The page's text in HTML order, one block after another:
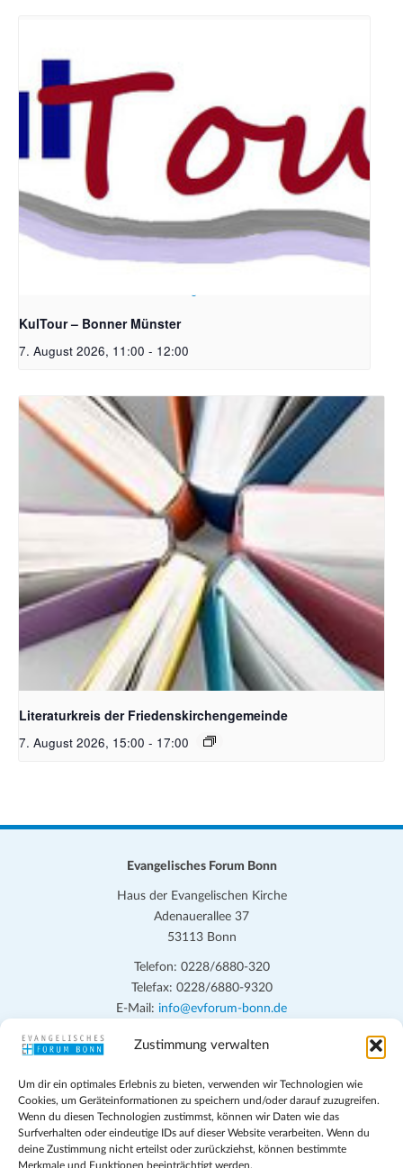
Zustimmung verwalten
Um dir ein optimales Erlebnis zu bieten, verwenden wir Technologien wie
Cookies, um Geräteinformationen zu speichern und/oder darauf zuzugreifen.
Wenn du diesen Technologien zustimmst, können wir Daten wie das
Surfverhalten oder eindeutige IDs auf dieser Website verarbeiten. Wenn du
deine Zustimmung nicht erteilst oder zurückziehst, können bestimmte
Merkmale und Funktionen beeinträchtigt werden.
KulTour – Bonner Münster
7. August 2026, 11:00 - 12:00
Bildquelle Pixabay
Literaturkreis der Friedenskirchengemeinde
7. August 2026, 15:00 - 17:00
Evangelisches Forum Bonn
Haus der Evangelischen Kirche
Adenauerallee 37
53113 Bonn
Telefon: 0228/6880-320
Telefax: 0228/6880-9320
E-Mail: info@evforum-bonn.de
Das Evangelische Forum Bonn will in seinen zentralen
persönlichen, beruflichen, kirchlichen und öffentlichen Lebens
eingehen, zu offener Begegnung und ehrlicher Auseinandersetzung
anregen und mithelfen, aus der Verheißung des Evangeliums heraus
im individuellen und gesellschaftlichen Leben verantwortlich zu